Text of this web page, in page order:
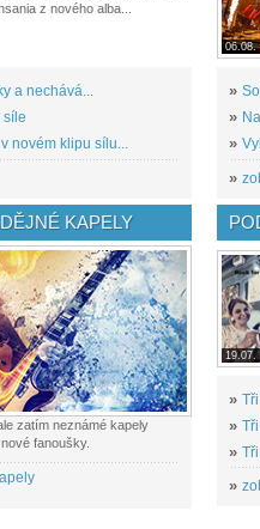
z nového alba...
a nechává...
síle
novém klipu sílu...
06.08.
»
»
»
»
KAPELY
zatím neznámé kapely
fanoušky.
19.07.
»
»
»
»